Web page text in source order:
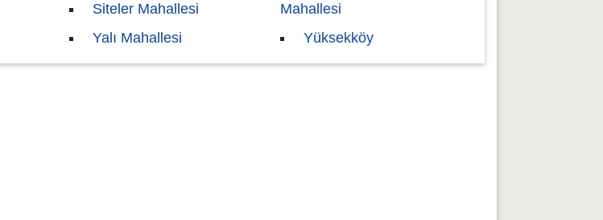
Siteler Mahallesi
Yalı Mahallesi
Mahallesi
Yüksekköy